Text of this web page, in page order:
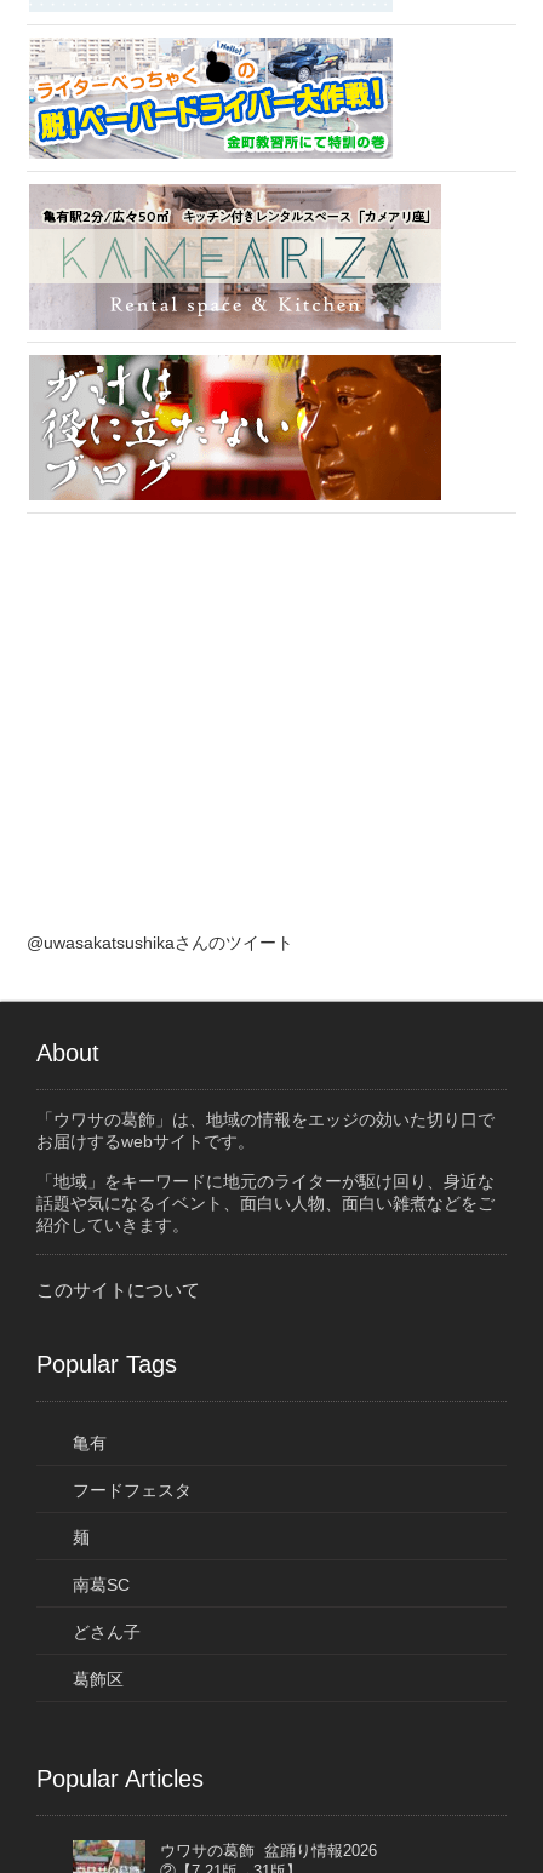
@uwasakatsushikaさんのツイート
About
「ウワサの葛飾」は、地域の情報をエッジの効いた切り口で
お届けするwebサイトです。
「地域」をキーワードに地元のライターが駆け回り、身近な
話題や気になるイベント、面白い人物、面白い雑煮などをご
紹介していきます。
このサイトについて
Popular Tags
亀有
フードフェスタ
麺
南葛SC
どさん子
葛飾区
Popular Articles
ウワサの葛飾 盆踊り情報2026